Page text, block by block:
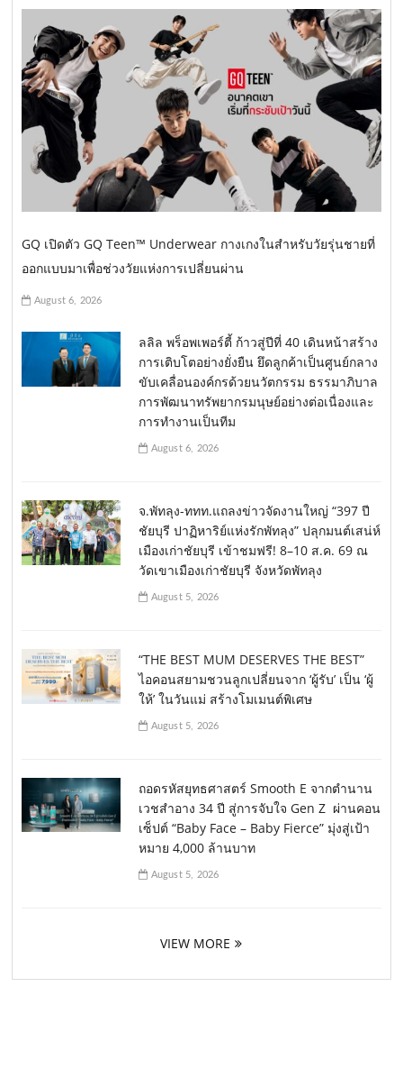
GQ เปิดตัว GQ Teen™ Underwear กางเกงในสำหรับวัยรุ่นชายที่
ออกแบบมาเพื่อช่วงวัยแห่งการเปลี่ยนผ่าน
August 6, 2026
ลลิล พร็อพเพอร์ตี้ ก้าวสู่ปีที่ 40 เดินหน้าสร้าง
การเติบโตอย่างยั่งยืน ยึดลูกค้าเป็นศูนย์กลาง
ขับเคลื่อนองค์กรด้วยนวัตกรรม ธรรมาภิบาล
การพัฒนาทรัพยากรมนุษย์อย่างต่อเนื่องและ
การทำงานเป็นทีม
August 6, 2026
จ.พัทลุง-ททท.แถลงข่าวจัดงานใหญ่ “397 ปี
ชัยบุรี ปาฏิหาริย์แห่งรักพัทลุง” ปลุกมนต์เสน่ห์
เมืองเก่าชัยบุรี เข้าชมฟรี! 8–10 ส.ค. 69 ณ
วัดเขาเมืองเก่าชัยบุรี จังหวัดพัทลุง
August 5, 2026
“THE BEST MUM DESERVES THE BEST”
ไอคอนสยามชวนลูกเปลี่ยนจาก ‘ผู้รับ’ เป็น ‘ผู้
ให้’ ในวันแม่ สร้างโมเมนต์พิเศษ
August 5, 2026
ถอดรหัสยุทธศาสตร์ Smooth E จากตำนาน
เวชสำอาง 34 ปี สู่การจับใจ Gen Z ผ่านคอน
เซ็ปต์ “Baby Face – Baby Fierce” มุ่งสู่เป้า
หมาย 4,000 ล้านบาท
August 5, 2026
VIEW MORE